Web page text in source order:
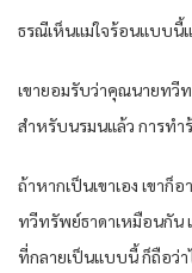
ธรณีเห็นแม่ใจร้อนแบบนี้
เขายอมรับว่าคุณนายทวี
สำหรับนรมนแล้ว การท
ถ้าหากเป็นเขาเอง เขา
ทวีทรัพย์ธาดาเหมือนกัน
ที่กลายเป็นแบบนี้ ก็ถือว่า